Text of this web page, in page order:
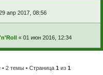
апр 2017, 08:56
« 01 июн 2016, 12:34
• 2 темы • Страница 1из 1